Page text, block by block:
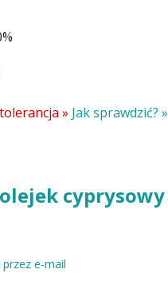
» Jak sprawdzić? »
olejek cyprysowy
e-mail